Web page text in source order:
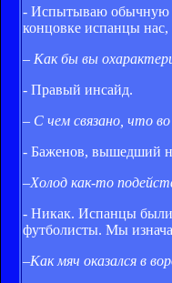
- Испытываю обычную
концовке испанцы
– Как бы вы
- Правый инсайд.
– С чем связано, что
- Баженов, вышедший
–Холод как-то
- Никак. Испанцы были
футболисты. Мы
–Как мяч оказался в